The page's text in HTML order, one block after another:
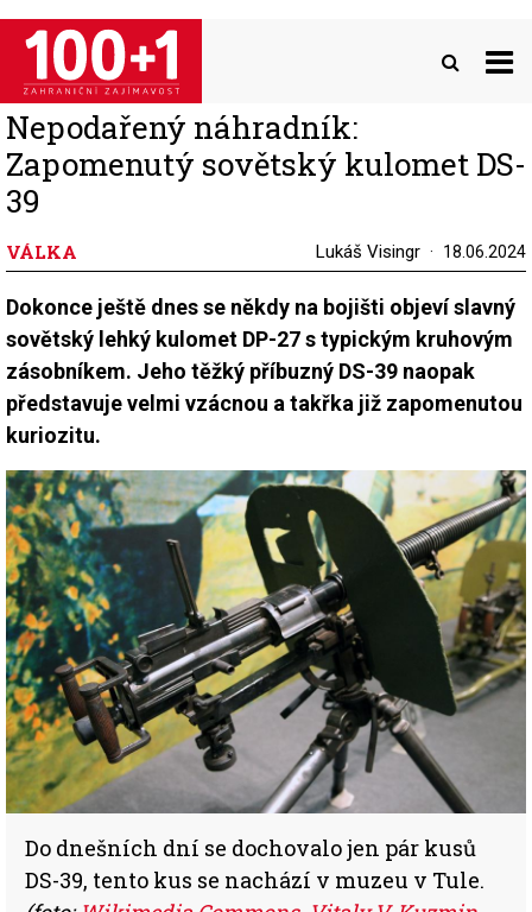
Přejít
hlavnímu
obsahu
Nepodařený náhradník:
Zapomenutý sovětský kulomet DS-
39
VÁLKA Lukáš Visingr 18.06.2024
Dokonce ještě dnes se někdy na bojišti objeví slavný
sovětský lehký kulomet DP-27 s typickým kruhovým
zásobníkem. Jeho těžký příbuzný DS-39 naopak
představuje velmi vzácnou a takřka již zapomenutou
kuriozitu.
Do dnešních dní se dochovalo jen pár kusů
DS-39, tento kus se nachází v muzeu v Tule.